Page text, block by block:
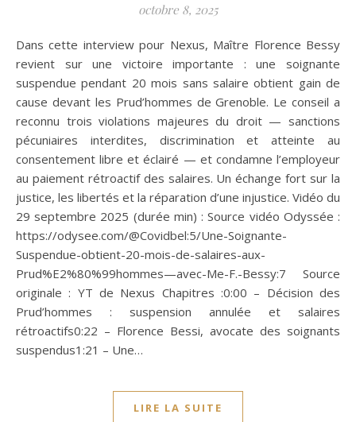
octobre 8, 2025
Dans cette interview pour Nexus, Maître Florence Bessy
revient sur une victoire importante : une soignante
suspendue pendant 20 mois sans salaire obtient gain de
cause devant les Prud’hommes de Grenoble. Le conseil a
reconnu trois violations majeures du droit — sanctions
pécuniaires interdites, discrimination et atteinte au
consentement libre et éclairé — et condamne l’employeur
au paiement rétroactif des salaires. Un échange fort sur la
justice, les libertés et la réparation d’une injustice. Vidéo du
29 septembre 2025 (durée min) : Source vidéo Odyssée :
https://odysee.com/@Covidbel:5/Une-Soignante-
Suspendue-obtient-20-mois-de-salaires-aux-
Prud%E2%80%99hommes—avec-Me-F.-Bessy:7 Source
originale : YT de Nexus Chapitres :0:00 – Décision des
Prud’hommes : suspension annulée et salaires
rétroactifs0:22 – Florence Bessi, avocate des soignants
suspendus1:21 – Une…
LIRE LA SUITE